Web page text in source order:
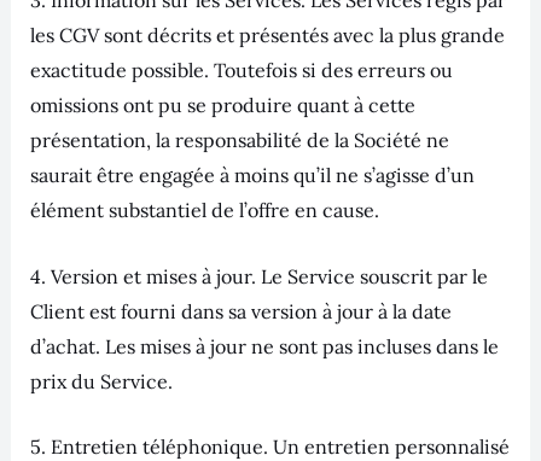
les CGV sont décrits et présentés avec la plus grande
exactitude possible. Toutefois si des erreurs ou
omissions ont pu se produire quant à cette
présentation, la responsabilité de la Société ne
saurait être engagée à moins qu’il ne s’agisse d’un
élément substantiel de l’offre en cause.
4. Version et mises à jour. Le Service souscrit par le
Client est fourni dans sa version à jour à la date
d’achat. Les mises à jour ne sont pas incluses dans le
prix du Service.
5. Entretien téléphonique. Un entretien personnalisé